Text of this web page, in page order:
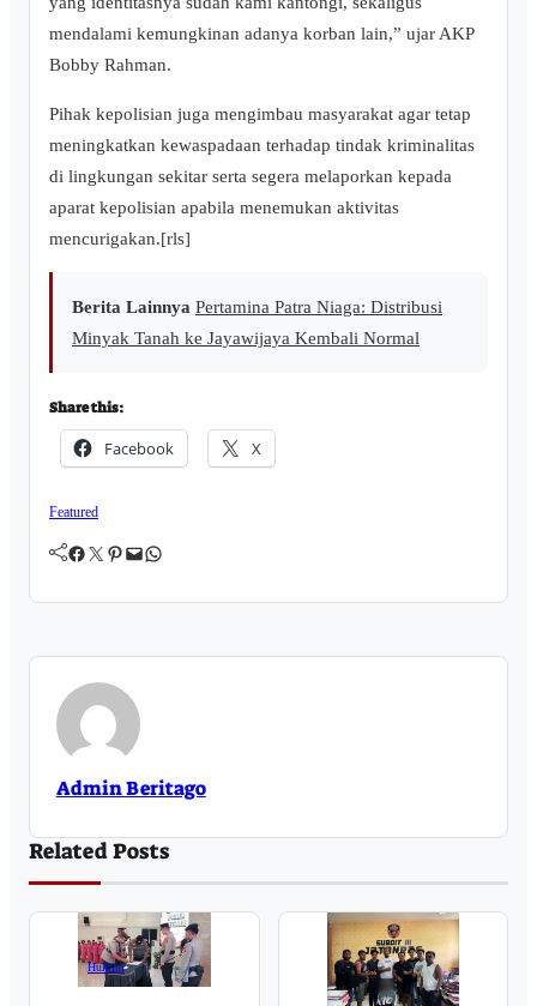
mendalami kemungkinan adanya korban lain,” ujar AKP
Bobby Rahman.
Pihak kepolisian juga mengimbau masyarakat agar tetap
meningkatkan kewaspadaan terhadap tindak kriminalitas
di lingkungan sekitar serta segera melaporkan kepada
aparat kepolisian apabila menemukan aktivitas
mencurigakan.[rls]
Berita Lainnya Pertamina Patra Niaga: Distribusi
Minyak Tanah ke Jayawijaya Kembali Normal
Share this:
Facebook X
Featured
Facebook Twitter Pinterest Mail WhatsApp
Admin Beritago
Related Posts
Hukrim